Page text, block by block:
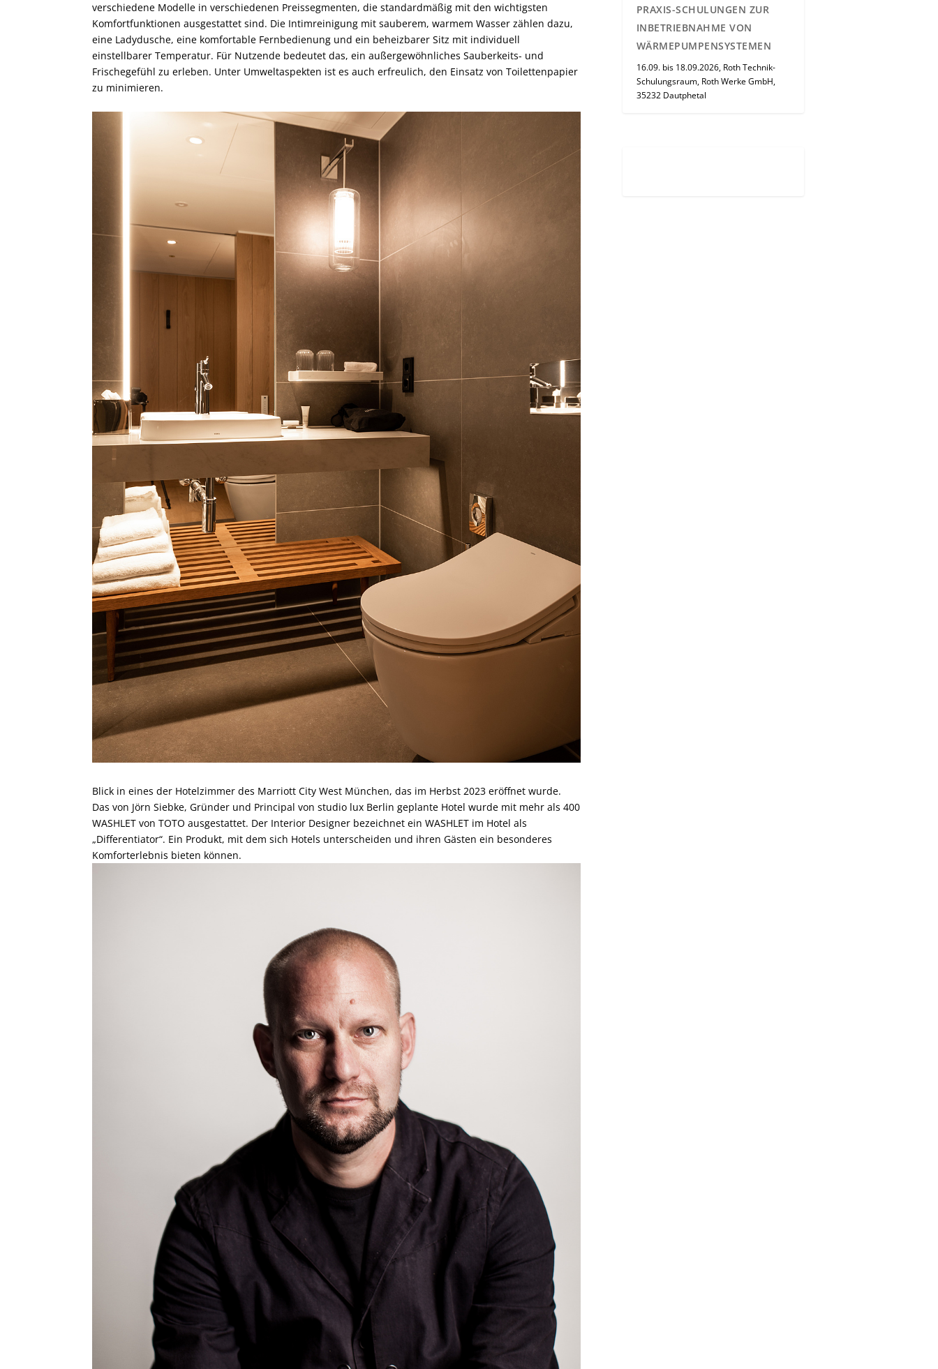
verschiedene Modelle in verschiedenen Preissegmenten, die standardmäßig mit den wichtigsten
Komfortfunktionen ausgestattet sind. Die Intimreinigung mit sauberem, warmem Wasser zählen dazu,
eine Ladydusche, eine komfortable Fernbedienung und ein beheizbarer Sitz mit individuell
einstellbarer Temperatur. Für Nutzende bedeutet das, ein außergewöhnliches Sauberkeits- und
Frischegefühl zu erleben. Unter Umweltaspekten ist es auch erfreulich, den Einsatz von Toilettenpapier
zu minimieren.
Blick in eines der Hotelzimmer des Marriott City West München, das im Herbst 2023 eröffnet wurde.
Das von Jörn Siebke, Gründer und Principal von studio lux Berlin geplante Hotel wurde mit mehr als 400
WASHLET von TOTO ausgestattet. Der Interior Designer bezeichnet ein WASHLET im Hotel als
„Differentiator“. Ein Produkt, mit dem sich Hotels unterscheiden und ihren Gästen ein besonderes
Komforterlebnis bieten können.
PRAXIS-SCHULUNGEN ZUR
INBETRIEBNAHME VON
WÄRMEPUMPENSYSTEMEN
16.09. bis 18.09.2026, Roth Technik-
Schulungsraum, Roth Werke GmbH,
35232 Dautphetal